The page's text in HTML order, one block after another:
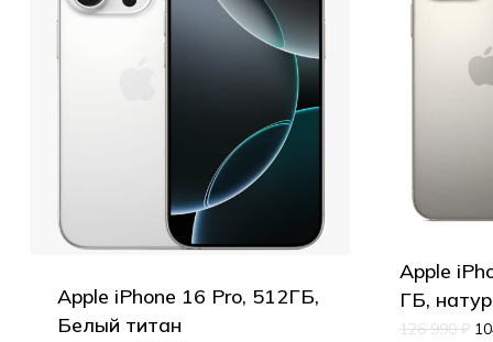
Go to shop
Apple iPhone 16 Pro, 512ГБ,
Белый титан
Apple
ГБ,
126 990₽